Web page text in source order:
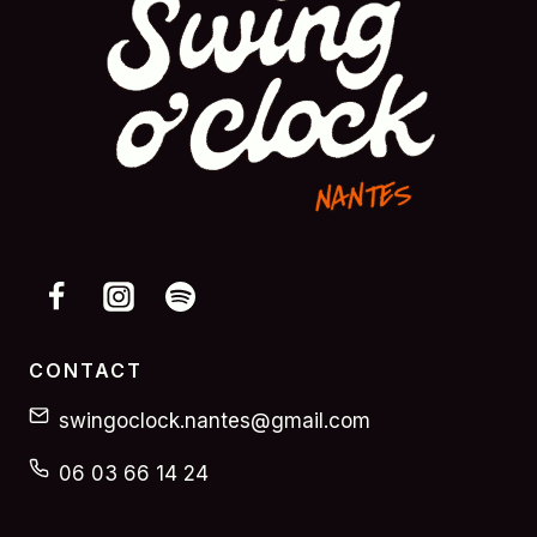
CONTACT
swingoclock.nantes@gmail.com
06 03 66 14 24